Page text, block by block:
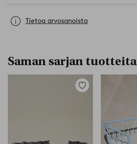
Tietoa arvosanoista
Saman sarjan tuotteita
Lisää